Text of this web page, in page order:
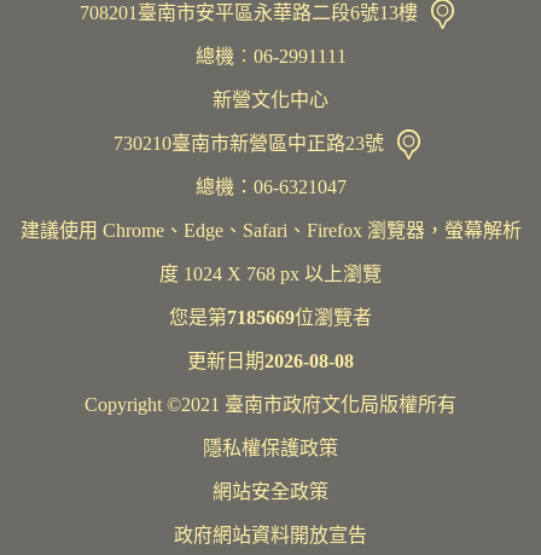
708201臺南市安平區永華路二段6號13樓
總機︰06-2991111
新營文化中心
730210臺南市新營區中正路23號
總機：06-6321047
建議使用 Chrome、Edge、Safari、Firefox 瀏覽器，螢幕解析
度 1024 X 768 px 以上瀏覽
您是第7185669位瀏覽者
更新日期2026-08-08
Copyright ©2021 臺南市政府文化局版權所有
隱私權保護政策
網站安全政策
政府網站資料開放宣告